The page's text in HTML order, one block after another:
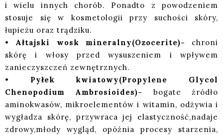
i wielu innych chorób. Ponadto z powodzeniem
stosuje się w kosmetologii przy suchości skóry,
łupieżu oraz trądziku.
• Ałtajski wosk mineralny(Ozocerite)- chroni
skórę i włosy przed wysuszeniem i wpływem
zanieczyszczeń zewnętrznych.
• Pyłek kwiatowy(Propylene Glycol
Chenopodium Ambrosioides)-
bogate źródło
aminokwasów, mikroelementów i witamin, odżywia i
wygładza skórę, przywraca jej elastyczność,nadaje
zdrowy,młody wygląd, opóźnia procesy starzenia,